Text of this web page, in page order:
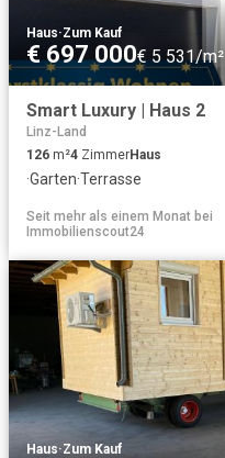
Haus·Zum Kauf
€ 697 000€ 5 531/m²
Smart Luxury | Haus 2
Linz-Land
126 m²4 ZimmerHaus
·Garten·Terrasse
Seit mehr als einem Monat bei
Immobilienscout24
Haus·Zum Kauf